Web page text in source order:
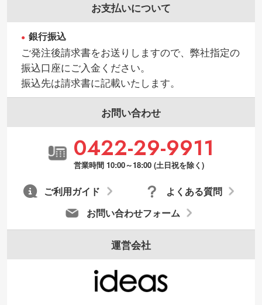
お支払いについて
銀行振込
ご発注後請求書をお送りしますので、弊社指定の
振込口座にご入金ください。
振込先は請求書に記載いたします。
お問い合わせ
0422-29-9911
営業時間 10:00～18:00 (土日祝を除く)
お問い合わせフォーム
よくある質問
ご利用ガイド
運営会社